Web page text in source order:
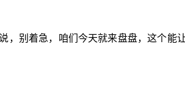
，别着急，咱们今天就来盘盘，这个能